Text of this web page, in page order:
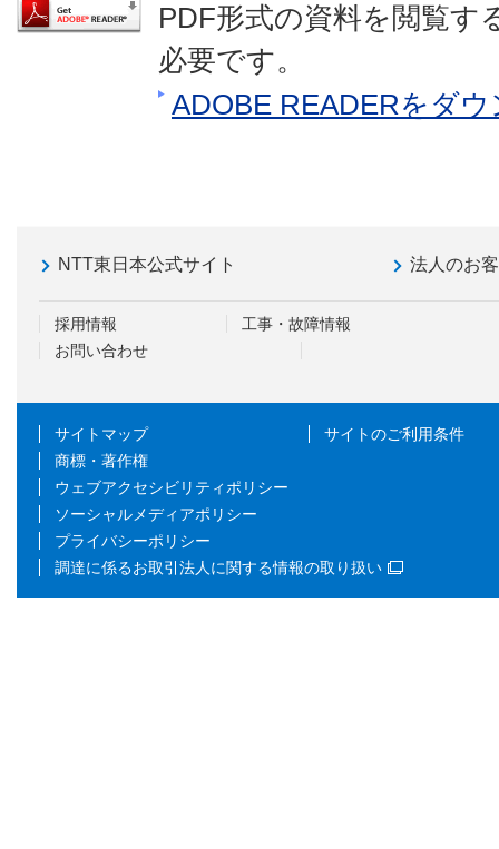
PDF形式の資料を閲覧す
必要です。
ADOBE READERをダ
NTT東日本公式サイト 法人のお
採用情報
工事・故障情報
お問い合わせ
サイトマップ
サイトのご利用条件
商標・著作権
ウェブアクセシビリティポリシー
ソーシャルメディアポリシー
プライバシーポリシー
調達に係るお取引法人に関する情報の取り扱い